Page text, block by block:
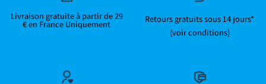
Livraison gratuite à partir de 29
€ en France Uniquement
Retours gratuits sous 14 jours*
(voir conditions)